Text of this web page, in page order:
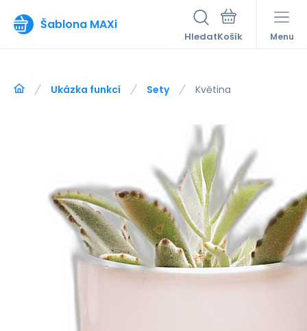
Šablona MAXi
Hledat Menu
Ukázka funkcí Sety Květina